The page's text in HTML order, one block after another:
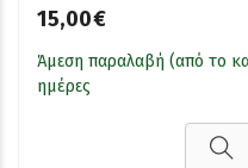
15,00€
Άμεση παραλαβή (από το
ημέρες